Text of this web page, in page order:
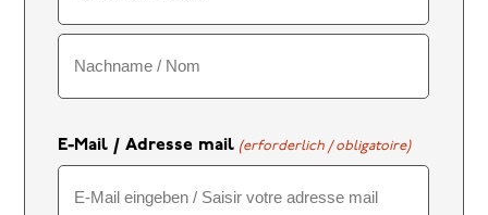
Vorname
E-Mail / Adresse mail (erforderlich / obligatoire)